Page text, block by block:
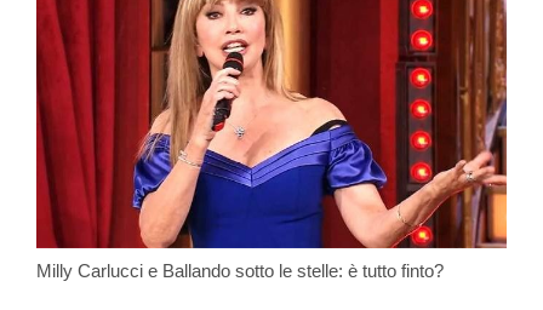
Milly Carlucci e Ballando sotto le stelle: è tutto finto?